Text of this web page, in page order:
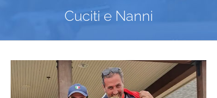
Cuciti e Nanni
Ingrandisci
immagine